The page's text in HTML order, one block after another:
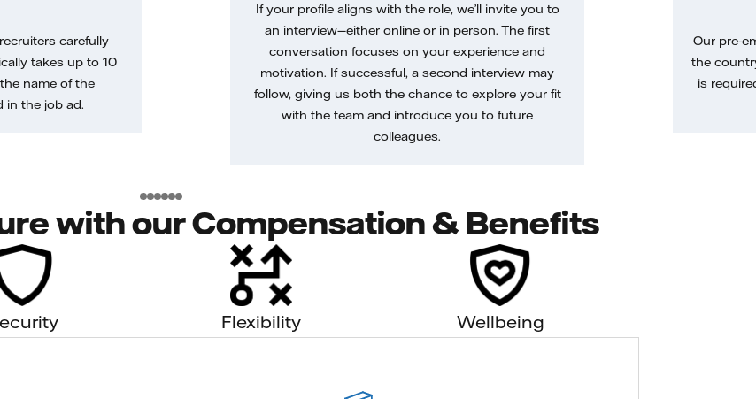
carefully
takes up to 10
name of the
in the job ad.
If your profile aligns with the role, we’ll invite you to
an interview—either online or in person. The first
conversation focuses on your experience and
motivation. If successful, a second interview may
follow, giving us both the chance to explore your fit
with the team and introduce you to future
colleagues.
Our pre-
the
is
with our Compensation & Benefits
Flexibility Wellbeing